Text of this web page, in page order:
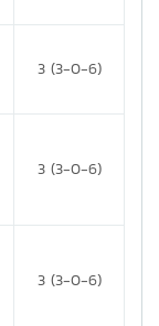
3 (3-0-6)
3 (3-0-6)
3 (3-0-6)